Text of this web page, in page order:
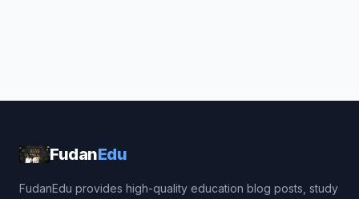
FudanEdu
FudanEdu provides high-quality education blog posts, study